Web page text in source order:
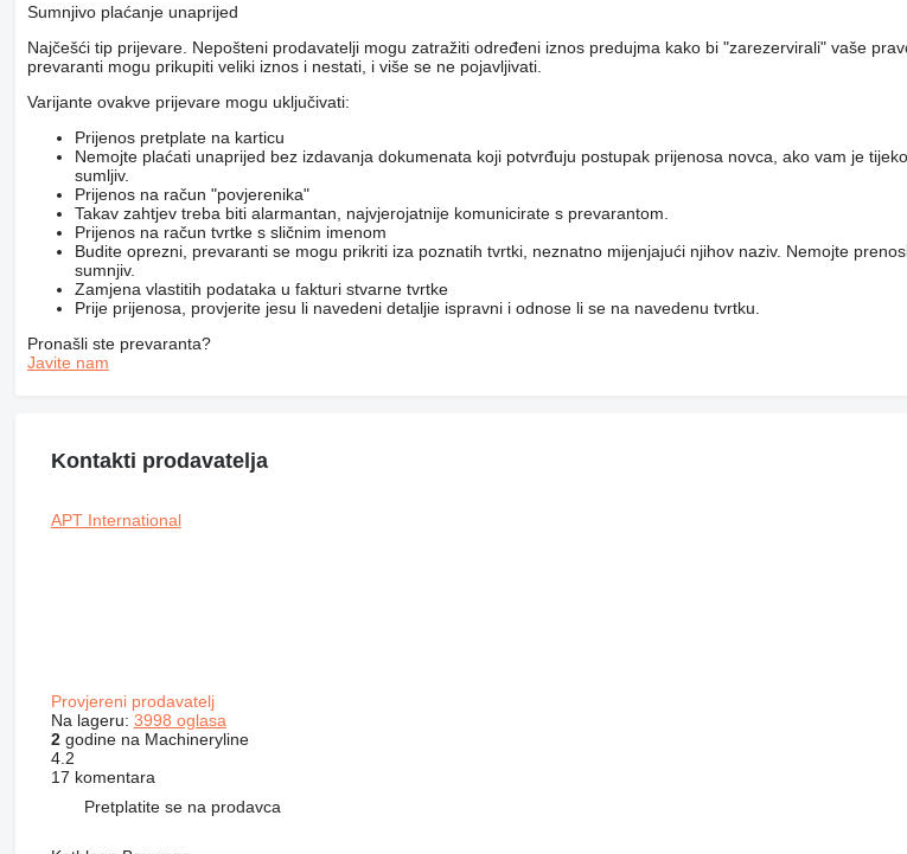
Sumnjivo plaćanje unaprijed
Najčešći tip prijevare. Nepošteni prodavatelji mogu zatražiti određeni iznos predujma kako bi "zarezervirali" vaše
prevaranti mogu prikupiti veliki iznos i nestati, i više se ne pojavljivati.
Varijante ovakve prijevare mogu uključivati:
Prijenos pretplate na karticu
Nemojte plaćati unaprijed bez izdavanja dokumenata koji potvrđuju postupak prijenosa novca, ako vam je
sumljiv.
Prijenos na račun "povjerenika"
Takav zahtjev treba biti alarmantan, najvjerojatnije komunicirate s prevarantom.
Prijenos na račun tvrtke s sličnim imenom
Budite oprezni, prevaranti se mogu prikriti iza poznatih tvrtki, neznatno mijenjajući njihov naziv. Nemojte
sumnjiv.
Zamjena vlastitih podataka u fakturi stvarne tvrtke
Prije prijenosa, provjerite jesu li navedeni detaljie ispravni i odnose li se na navedenu tvrtku.
Pronašli ste prevaranta?
Javite nam
Kontakti prodavatelja
APT International
Provjereni prodavatelj
Na lageru: 3998 oglasa
2godine na Machineryline
4.2
17 komentara
Pretplatite se na prodavca